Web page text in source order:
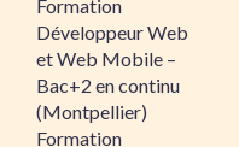
Formation
Développeur Web
et Web Mobile –
Bac+2 en continu
(Montpellier)
Formation